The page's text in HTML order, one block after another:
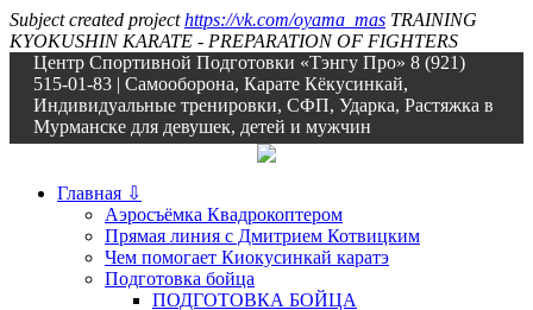
Subject created projecthttps://vk.com/oyama_mas TRAINING
KYOKUSHIN KARATE - PREPARATION OF FIGHTERS
Центр Спортивной Подготовки «Тэнгу Про» 8 (921)
515-01-83 | Самооборона, Карате Кёкусинкай,
Индивидуальные тренировки, СФП, Ударка, Растяжка в
Мурманске для девушек, детей и мужчин
Главная ⇩
Аэросъёмка Квадрокоптером
Прямая линия с Дмитрием Котвицким
Чем помогает Киокусинкай каратэ
Подготовка бойца
ПОДГОТОВКА БОЙЦА